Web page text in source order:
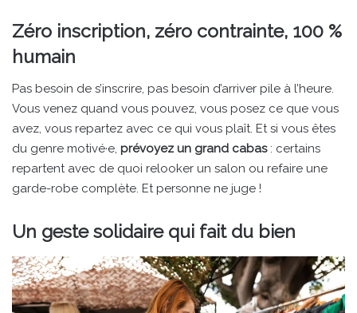
Zéro inscription, zéro contrainte, 100 %
humain
Pas besoin de s’inscrire, pas besoin d’arriver pile à l’heure.
Vous venez quand vous pouvez, vous posez ce que vous
avez, vous repartez avec ce qui vous plaît. Et si vous êtes
du genre motivé·e, prévoyez un grand cabas: certains
repartent avec de quoi relooker un salon ou refaire une
garde-robe complète. Et personne ne juge !
Un geste solidaire qui fait du bien